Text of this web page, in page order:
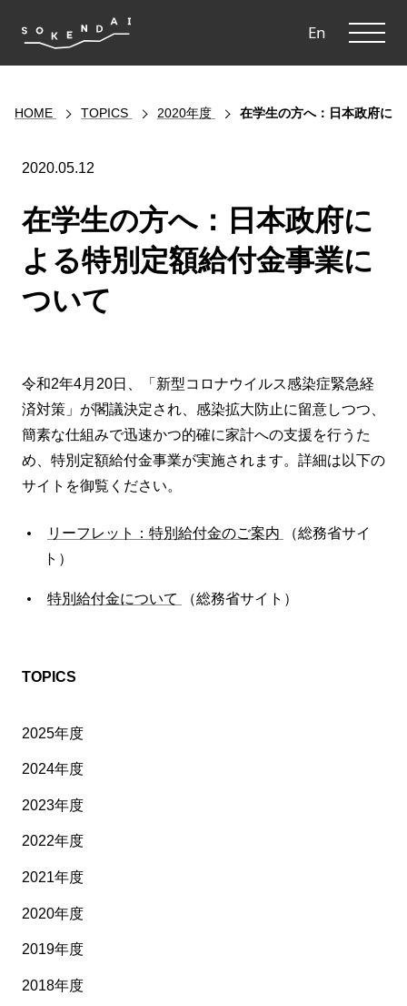
En
HOME TOPICS 2020年度 在学生の方へ：日本政府に
2020.05.12
在学生の方へ：日本政府に
よる特別定額給付金事業に
ついて
令和2年4月20日、「新型コロナウイルス感染症緊急経
済対策」が閣議決定され、感染拡大防止に留意しつつ、
簡素な仕組みで迅速かつ的確に家計への支援を行うた
め、特別定額給付金事業が実施されます。詳細は以下の
サイトを御覧ください。
リーフレット：特別給付金のご案内
（総務省サイ
ト）
特別給付金について （総務省サイト）
TOPICS
2025年度
2024年度
2023年度
2022年度
2021年度
2020年度
2019年度
2018年度